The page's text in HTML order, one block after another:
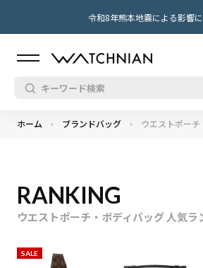
令和8年熊本地震による影響
ホーム ブランドバッグ ウエストポー
RANKING
ウエストポーチ・ボディバッグ 人気ラ
SALE